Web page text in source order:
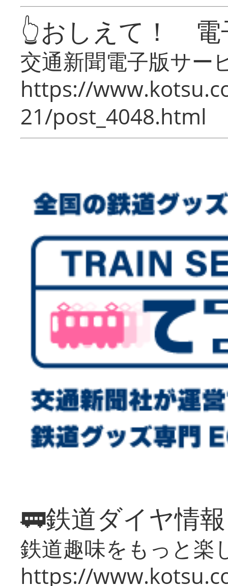
👆おしえて！ 電
交通新聞電子版サー
https://
21/post_4048.html
🚃鉄道ダイヤ情
鉄道趣味をもっと楽
https://